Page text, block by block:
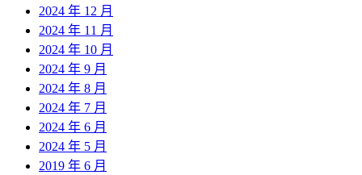
2024 年 12 月
2024 年 11 月
2024 年 10 月
2024 年 9 月
2024 年 8 月
2024 年 7 月
2024 年 6 月
2024 年 5 月
2019 年 6 月